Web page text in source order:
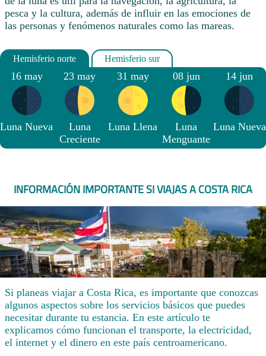
pesca y la cultura, además de influir en las emociones de
las personas y fenómenos naturales como las mareas.
16 may
Luna Nueva
23 may
Luna
Creciente
31 may
Luna Llena
08 jun
Luna
Menguante
14 jun
Luna Nueva
INFORMACIÓN IMPORTANTE SI VIAJAS A COSTA RICA
Si planeas viajar a Costa Rica, es importante que conozcas
algunos aspectos sobre los servicios básicos que puedes
necesitar durante tu estancia. En este artículo te
explicamos cómo funcionan el transporte, la electricidad,
el internet y el dinero en este país centroamericano.